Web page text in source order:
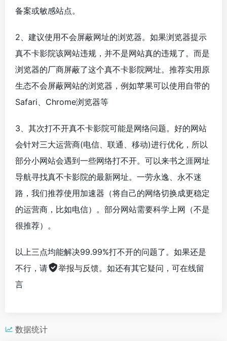
备案或敏感站点。
2、建议使用不会屏蔽网址的浏览器。如果浏览器提示
真不卡影院该网站违规，并不是网站真的违规了。而是
浏览器的厂商屏蔽了这个真不卡影院网址。推荐实用原
生态不会屏蔽网站的浏览器，例如苹果可以使用自带的
Safari、Chrome浏览器等
3、其次打不开真不卡影院可能是网络问题。好的网站
会针对三大运营商(电信、联通、移动)进行优化，所以
部分小网站会遇到一些网络打不开。可以来书之涯网址
导航寻找真不卡影院的最新网址。一劳永逸、永不迷
路，我们推荐使用加速器（将自己的网络切换成更稳定
的运营商，比如电信）。部分网站需要科学上网（不是
很推荐）。
以上三点均能解决99.99%打不开的问题了。如果还是
不行，请
举报与反馈。如还有其它疑问，可在线留
言
数据统计